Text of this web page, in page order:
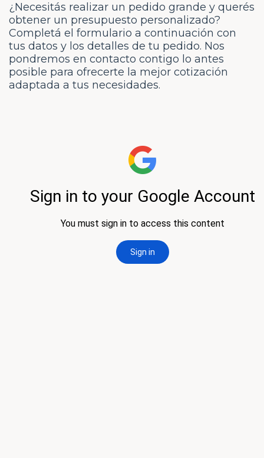
¿Necesitás realizar un pedido grande y querés
obtener un presupuesto personalizado?
Completá el formulario a continuación con
tus datos y los detalles de tu pedido. Nos
pondremos en contacto contigo lo antes
posible para ofrecerte la mejor cotización
adaptada a tus necesidades.